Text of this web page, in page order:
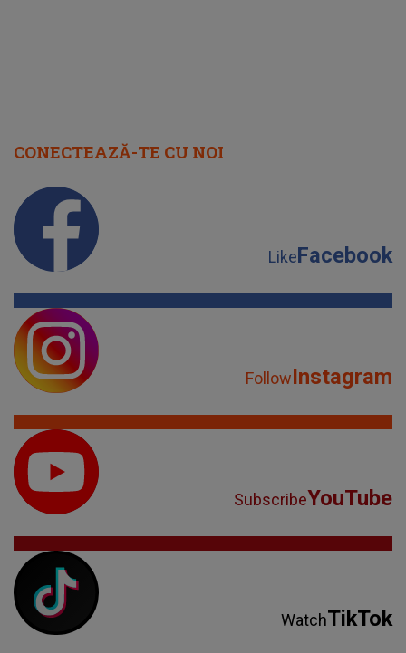
CONECTEAZĂ-TE CU NOI
LikeFacebook
FollowInstagram
SubscribeYouTube
WatchTikTok